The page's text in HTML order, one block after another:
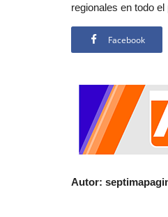
regionales en todo
Facebook
Autor:
El
Policial